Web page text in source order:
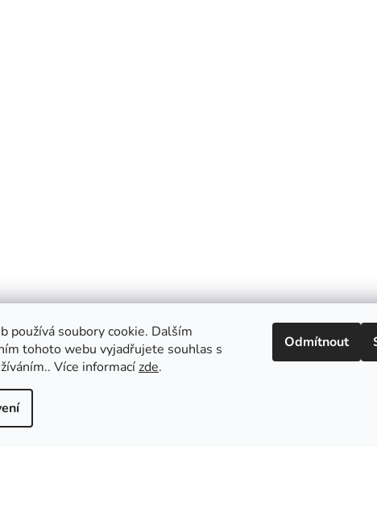
používá soubory cookie. Dalším
tohoto webu vyjadřujete souhlas s
Více informacízde.
Odmítnout